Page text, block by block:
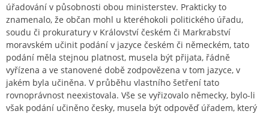
úřadování v působnosti obou ministerstev. Prakticky to
znamenalo, že občan mohl u kteréhokoli politického úřadu,
soudu či prokuratury v Království českém či Markrabství
moravském učinit podání v jazyce českém či německém, tato
podání měla stejnou platnost, musela být přijata, řádně
vyřízena a ve stanovené době zodpovězena v tom jazyce, v
jakém byla učiněna. V průběhu vlastního šetření tato
rovnoprávnost neexistovala. Vše se vyřizovalo německy, bylo-li
však podání učiněno česky, musela být odpověď úřadem, který